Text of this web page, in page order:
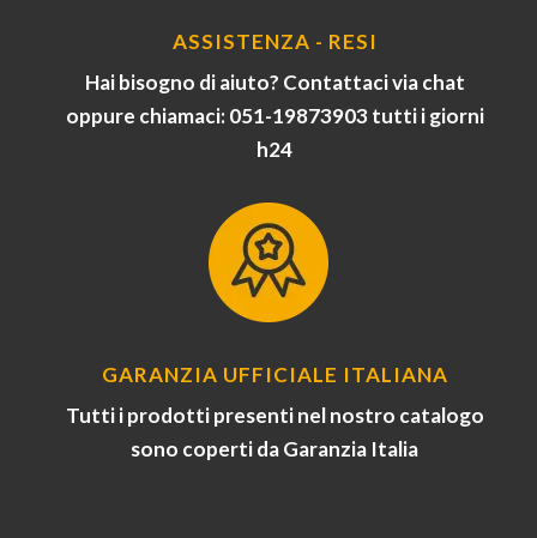
ASSISTENZA - RESI
Hai bisogno di aiuto? Contattaci via chat
oppure chiamaci: 051-19873903 tutti i giorni
h24
GARANZIA UFFICIALE ITALIANA
Tutti i prodotti presenti nel nostro catalogo
sono coperti da Garanzia Italia